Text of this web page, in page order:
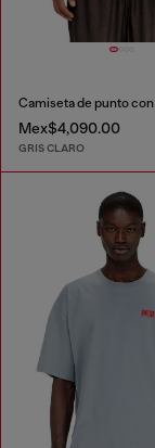
Mex$4,090.00
GRIS CLARO